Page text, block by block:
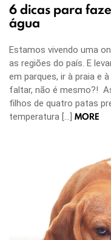
6 dicas para
água
Estamos vivendo uma
as regiões do país. E
em parques, ir à praia e
faltar, não é mesmo?!
filhos de quatro patas
temperatura […] MORE